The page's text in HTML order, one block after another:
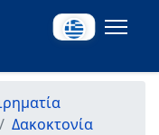
Δακοκτονία